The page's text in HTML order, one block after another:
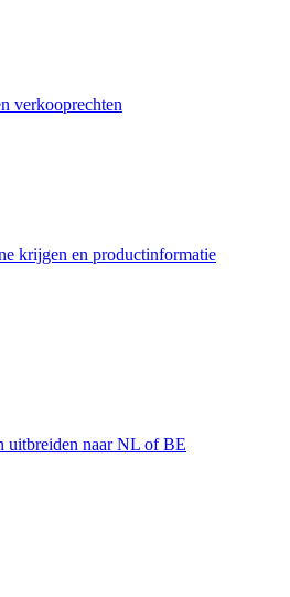
verkooprechten
krijgen en productinformatie
uitbreiden naar NL of BE